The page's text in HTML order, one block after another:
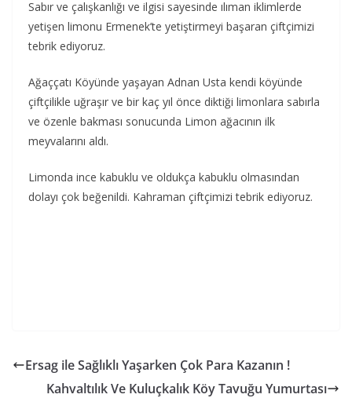
Sabır ve çalışkanlığı ve ilgisi sayesinde ılıman iklimlerde
yetişen limonu Ermenek’te yetiştirmeyi başaran çiftçimizi
tebrik ediyoruz.
Ağaççatı Köyünde yaşayan Adnan Usta kendi köyünde
çiftçilikle uğraşır ve bir kaç yıl önce diktiği limonlara sabırla
ve özenle bakması sonucunda Limon ağacının ilk
meyvalarını aldı.
Limonda ince kabuklu ve oldukça kabuklu olmasından
dolayı çok beğenildi. Kahraman çiftçimizi tebrik ediyoruz.
Ersag ile Sağlıklı Yaşarken Çok Para Kazanın !
Kahvaltılık Ve Kuluçkalık Köy Tavuğu Yumurtası